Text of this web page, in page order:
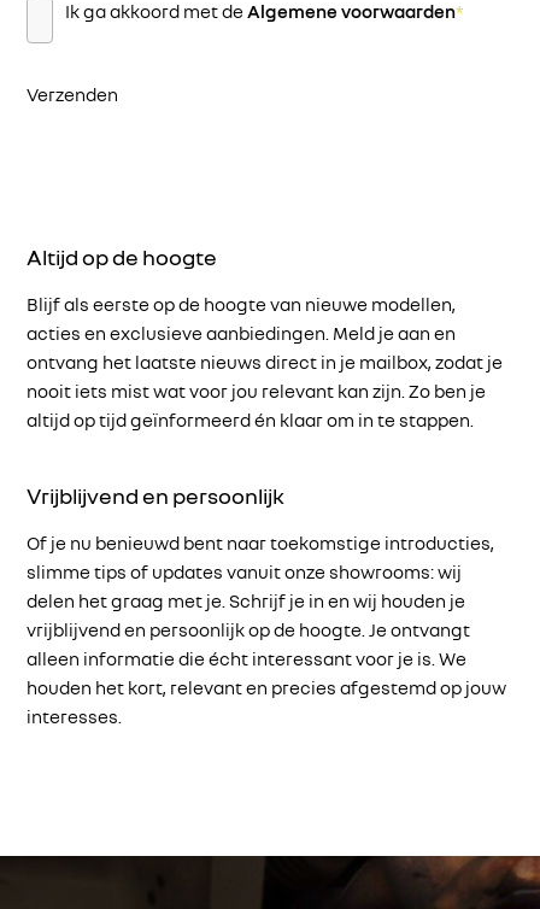
Instemming*
Ik ga akkoord met deAlgemene voorwaarden*
Verzenden
Altijd op de hoogte
Blijf als eerste op de hoogte van nieuwe modellen,
acties en exclusieve aanbiedingen. Meld je aan en
ontvang het laatste nieuws direct in je mailbox, zodat je
nooit iets mist wat voor jou relevant kan zijn. Zo ben je
altijd op tijd geïnformeerd én klaar om in te stappen.
Vrijblijvend en persoonlijk
Of je nu benieuwd bent naar toekomstige introducties,
slimme tips of updates vanuit onze showrooms: wij
delen het graag met je. Schrijf je in en wij houden je
vrijblijvend en persoonlijk op de hoogte. Je ontvangt
alleen informatie die écht interessant voor je is. We
houden het kort, relevant en precies afgestemd op jouw
interesses.